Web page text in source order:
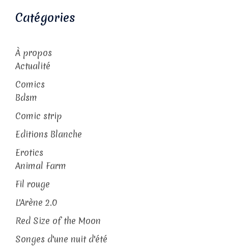
Catégories
À propos
Actualité
Comics
Bdsm
Comic strip
Editions Blanche
Erotics
Animal Farm
Fil rouge
L'Arène 2.0
Red Size of the Moon
Songes d'une nuit d'été